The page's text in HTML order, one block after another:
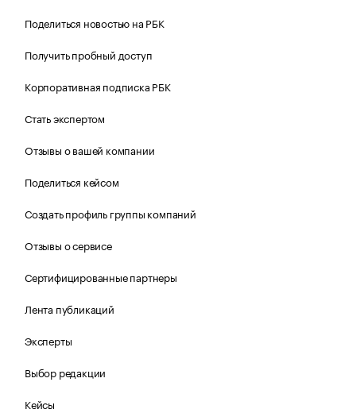
Поделиться новостью на РБК
Получить пробный доступ
Корпоративная подписка РБК
Стать экспертом
Отзывы о вашей компании
Поделиться кейсом
Создать профиль группы компаний
Отзывы о сервисе
Сертифицированные партнеры
Лента публикаций
Эксперты
Выбор редакции
Кейсы